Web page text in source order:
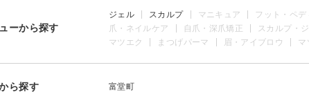
ーから探す
ジェル スカルプ マニキュア フット・ペデ
爪・ネイルケア
自爪・深爪矯正 スカルプ・
マツエク
まつげパーマ 眉・アイブロウ マ
ら探す 富堂町